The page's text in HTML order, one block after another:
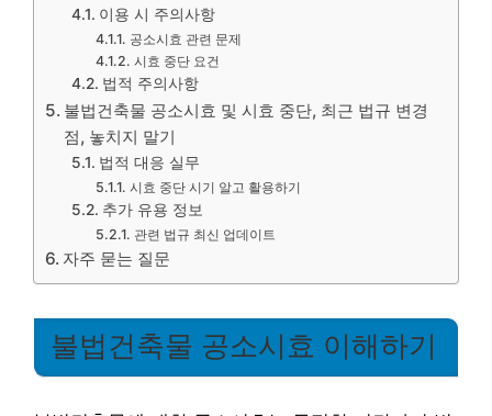
이용 시 주의사항
공소시효 관련 문제
시효 중단 요건
법적 주의사항
불법건축물 공소시효 및 시효 중단, 최근 법규 변경
점, 놓치지 말기
법적 대응 실무
시효 중단 시기 알고 활용하기
추가 유용 정보
관련 법규 최신 업데이트
자주 묻는 질문
불법건축물 공소시효 이해하기